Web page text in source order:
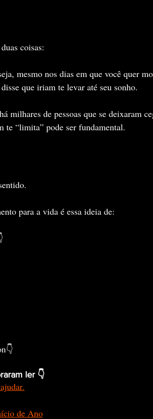
coisas:
mesmo nos dias em que você quer
que iriam te levar até seu sonho.
milhares de pessoas que se deixaram
te “limita” pode ser fundamental.
para a vida é essa ideia de:
ler 👇
de Ano